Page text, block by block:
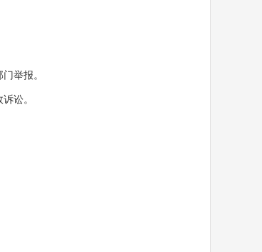
举报。
讼。